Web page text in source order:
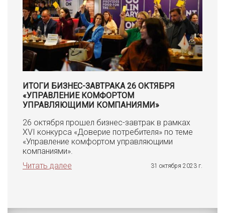
ИТОГИ БИЗНЕС-ЗАВТРАКА 26 ОКТЯБРЯ
«УПРАВЛЕНИЕ КОМФОРТОМ
УПРАВЛЯЮЩИМИ КОМПАНИЯМИ»
26 октября прошел бизнес-завтрак в рамках
XVI конкурса «Доверие потребителя» по теме
«Управление комфортом управляющими
компаниями».
Читать далее
31 октября 2023 г.